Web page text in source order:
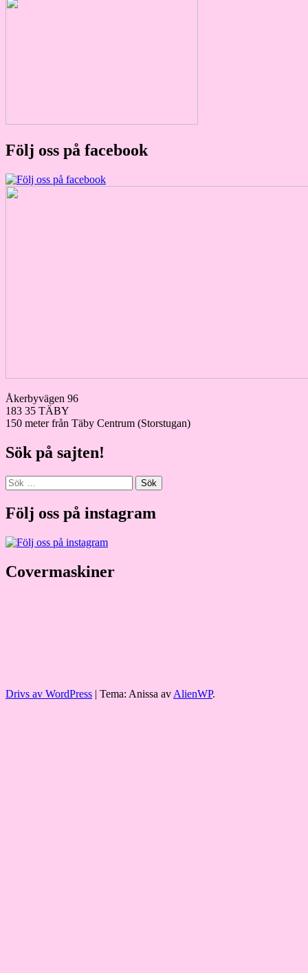
Följ oss på facebook
Åkerbyvägen 96
183 35 TÄBY
150 meter från Täby Centrum (Storstugan)
Sök på sajten!
Sök
efter:
Följ oss på instagram
Covermaskiner
Drivs av WordPress Tema: Anissa avAlienWP.